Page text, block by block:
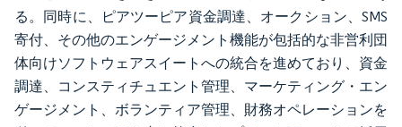
る。同時に、ピアツーピア資金調達、オークション、SMS
寄付、その他のエンゲージメント機能が包括的な非営利団
体向けソフトウェアスイートへの統合を進めており、資金
調達、コンスティチュエント管理、マーケティング・エン
ゲージメント、ボランティア管理、財務オペレーションを